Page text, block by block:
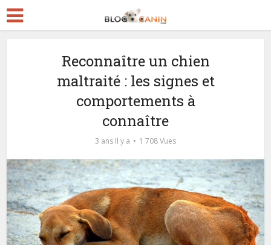
Reconnaître un chien
maltraité : les signes et
comportements à
connaître
3 ans Il y a 1 708 Vues